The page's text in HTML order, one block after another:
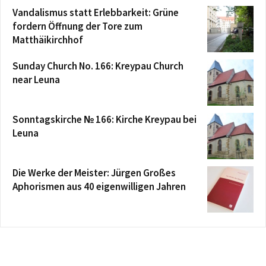
Vandalismus statt Erlebbarkeit: Grüne
fordern Öffnung der Tore zum
Matthäikirchhof
Sunday Church No. 166: Kreypau Church
near Leuna
Sonntagskirche № 166: Kirche Kreypau bei
Leuna
Die Werke der Meister: Jürgen Großes
Aphorismen aus 40 eigenwilligen Jahren